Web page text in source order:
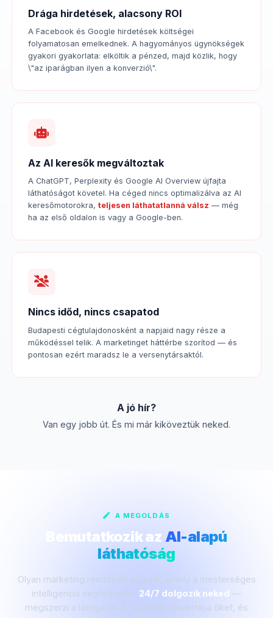
Drága hirdetések, alacsony ROI
A Facebook és Google hirdetések költségei
folyamatosan emelkednek. A hagyományos ügynökségek
gyakori gyakorlata: elköltik a pénzed, majd közlik, hogy
\"az iparágban ilyen a konverzió\".
Az AI keresők megváltoztak
A ChatGPT, Perplexity és Google AI Overview újfajta
láthatóságot követel. Ha céged nincs optimalizálva az AI
keresőmotorokra, teljesen láthatatlanná válsz — még
ha az első oldalon is vagy a Google-ben.
Nincs időd, nincs csapatod
Budapesti cégtulajdonosként a napjaid nagy része a
működéssel telik. A marketinget háttérbe szorítod — és
pontosan ezért maradsz le a versenytársaktól.
A jó hír?
Van egy jobb út. És mi már kiköveztük neked.
A MEGOLDÁS
Bemutatkozik az AI-alapú
láthatóság
Olyan marketing rendszert építünk, amely a mesterséges
intelligencia segítségével 24/7 dolgozik neked —
megszerzi a látogatókat, ügyféllé konvertálja őket, és